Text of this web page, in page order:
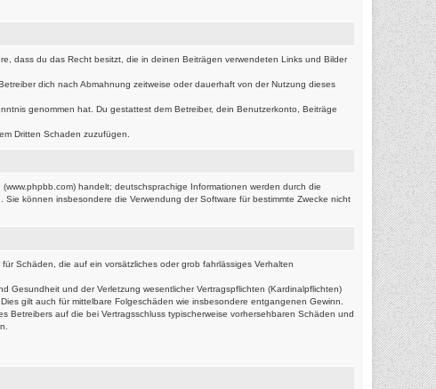
dass du das Recht besitzt, die in deinen Beiträgen verwendeten Links und Bilder
dich nach Abmahnung zeitweise oder dauerhaft von der Nutzung dieses
genommen hat. Du gestattest dem Betreiber, dein Benutzerkonto, Beiträge
Dritten Schaden zuzufügen.
handelt; deutschsprachige Informationen werden durch die
können insbesondere die Verwendung der Software für bestimmte Zwecke nicht
Schäden, die auf ein vorsätzliches oder grob fahrlässiges Verhalten
Gesundheit und der Verletzung wesentlicher Vertragspflichten (Kardinalpflichten)
gilt auch für mittelbare Folgeschäden wie insbesondere entgangenen Gewinn.
auf die bei Vertragsschluss typischerweise vorhersehbaren Schäden und